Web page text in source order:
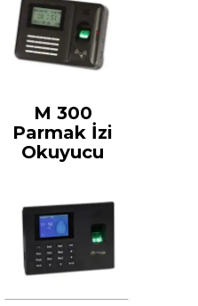
M 300
Parmak İzi
Okuyucu